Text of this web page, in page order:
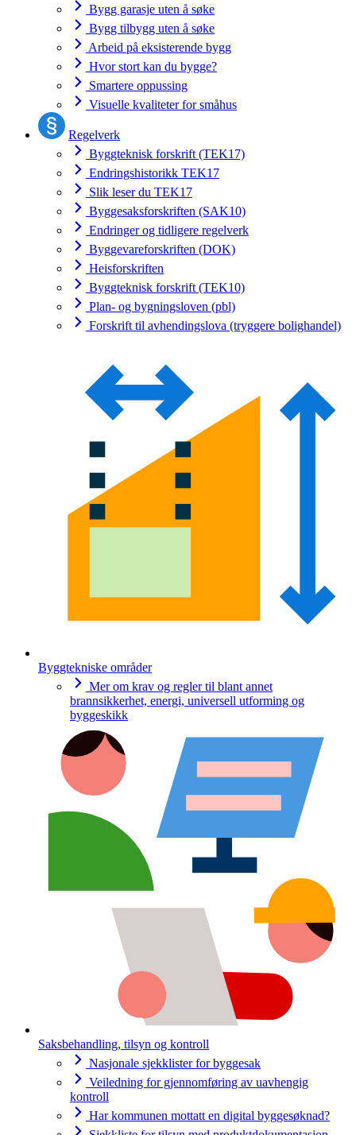
Bygg garasje uten å søke
Bygg tilbygg uten å søke
Arbeid på eksisterende bygg
Hvor stort kan du bygge?
Smartere oppussing
Visuelle kvaliteter for småhus
Regelverk
Byggteknisk forskrift (TEK17)
Endringshistorikk TEK17
Slik leser du TEK17
Byggesaksforskriften (SAK10)
Endringer og tidligere regelverk
Byggevareforskriften (DOK)
Heisforskriften
Byggteknisk forskrift (TEK10)
Plan- og bygningsloven (pbl)
Forskrift til avhendingslova (tryggere bolighandel)
Byggtekniske områder
Mer om krav og regler til blant annet
brannsikkerhet, energi, universell utforming og
byggeskikk
Saksbehandling, tilsyn og kontroll
Nasjonale sjekklister for byggesak
Veiledning for gjennomføring av uavhengig
kontroll
Har kommunen mottatt en digital byggesøknad?